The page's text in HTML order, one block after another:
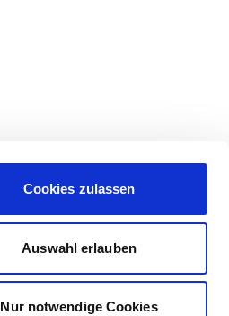
Cookies zulassen
Auswahl erlauben
Nur notwendige Cookies